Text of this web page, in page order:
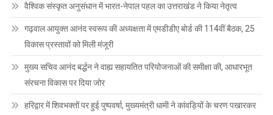
वैश्विक संस्कृत अनुसंधान में भारत-नेपाल पहल का उत्तराखंड ने किया नेतृत्व
गढ़वाल आयुक्त आनंद स्वरूप की अध्यक्षता में एमडीडीए बोर्ड की 114वीं बैठक, 25
विकास प्रस्तावों को मिली मंजूरी
मुख्य सचिव आनंद बर्द्धन ने वाह्य सहायतित परियोजनाओं की समीक्षा की, आधारभूत
संरचना विकास पर दिया जोर
हरिद्वार में शिवभक्तों पर हुई पुष्पवर्षा, मुख्यमंत्री धामी ने कांवड़ियों के चरण पखारकर